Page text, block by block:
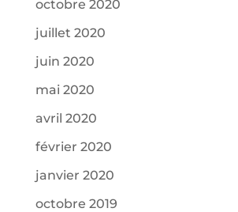
octobre 2020
juillet 2020
juin 2020
mai 2020
avril 2020
février 2020
janvier 2020
octobre 2019